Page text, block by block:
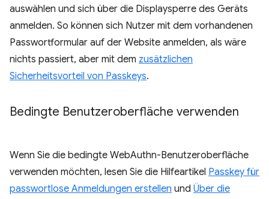
auswählen und sich über die Displaysperre des Geräts
anmelden. So können sich Nutzer mit dem vorhandenen
Passwortformular auf der Website anmelden, als wäre
nichts passiert, aber mit dem zusätzlichen
Sicherheitsvorteil von Passkeys.
Bedingte Benutzeroberfläche verwenden
Wenn Sie die bedingte WebAuthn-Benutzeroberfläche
verwenden möchten, lesen Sie die Hilfeartikel Passkey für
passwortlose Anmeldungen erstellen und Über die